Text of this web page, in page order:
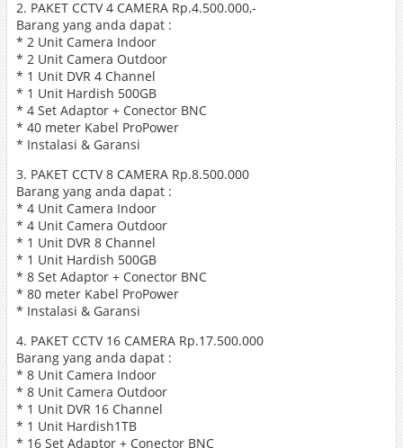
2. PAKET CCTV 4 CAMERA Rp.4.500.000,-
Barang yang anda dapat :
* 2 Unit Camera Indoor
* 2 Unit Camera Outdoor
* 1 Unit DVR 4 Channel
* 1 Unit Hardish 500GB
* 4 Set Adaptor + Conector BNC
* 40 meter Kabel ProPower
* Instalasi & Garansi
3. PAKET CCTV 8 CAMERA Rp.8.500.000
Barang yang anda dapat :
* 4 Unit Camera Indoor
* 4 Unit Camera Outdoor
* 1 Unit DVR 8 Channel
* 1 Unit Hardish 500GB
* 8 Set Adaptor + Conector BNC
* 80 meter Kabel ProPower
* Instalasi & Garansi
4. PAKET CCTV 16 CAMERA Rp.17.500.000
Barang yang anda dapat :
* 8 Unit Camera Indoor
* 8 Unit Camera Outdoor
* 1 Unit DVR 16 Channel
* 1 Unit Hardish1TB
* 16 Set Adaptor + Conector BNC